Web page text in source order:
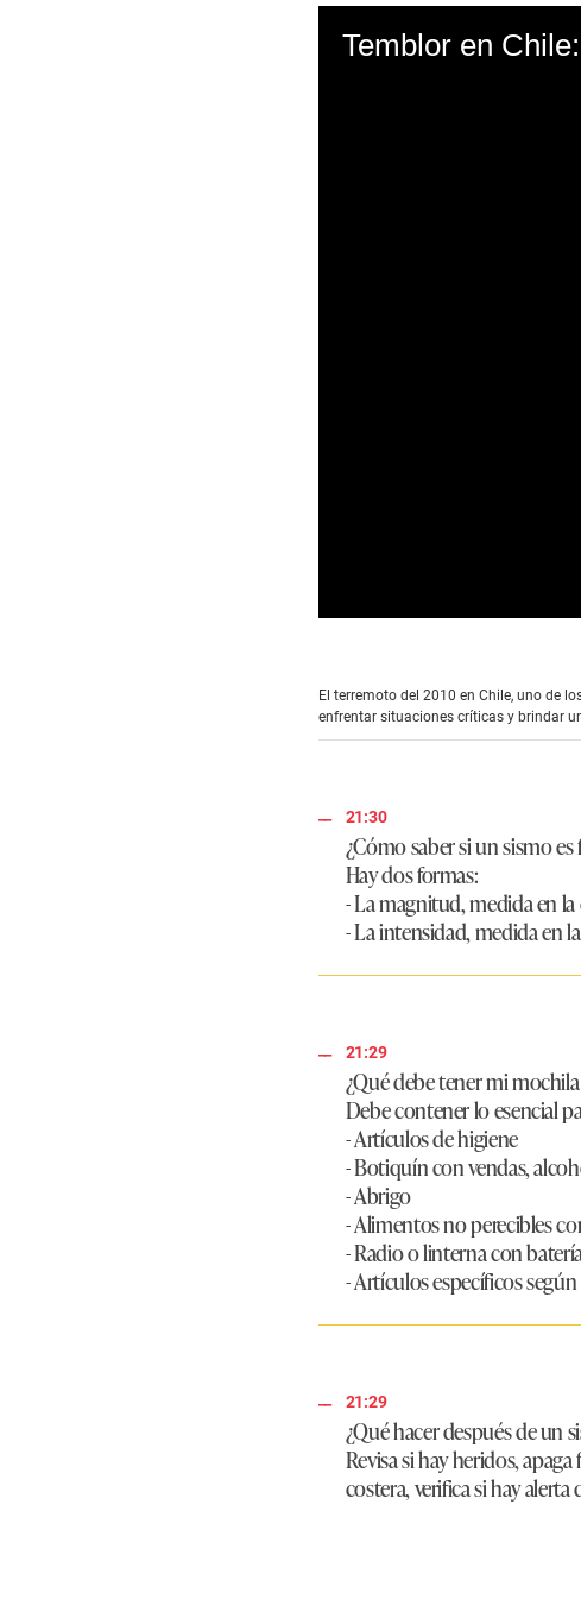
o
n
d
3
u
El terremoto del 2010 en Chile, uno de
enfrentar situaciones críticas y brindar
21:30
¿Cómo saber si un sismo
Hay dos formas:
- La magnitud,medida en la
- La intensidad,medida en
21:29
¿Qué debe tener mi
Debe contener lo esencial
- Artículos de higiene
- Botiquín con vendas,
- Abrigo
- Alimentos no perecibles
- Radio o linterna con
- Artículos específicos
21:29
¿Qué hacer después de un
Revisa si hay heridos,
costera, verifica si hay alerta